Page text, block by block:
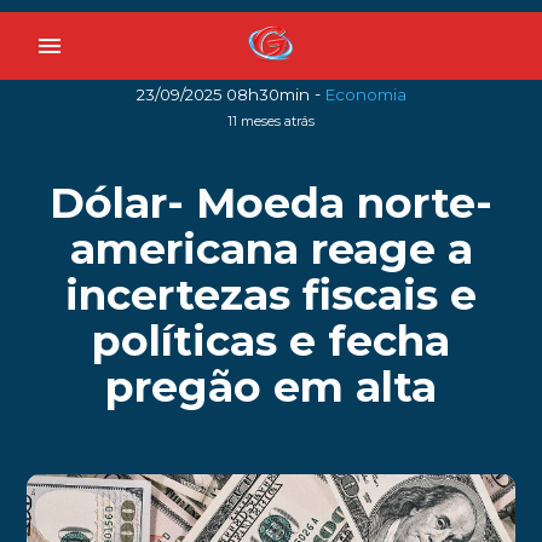
menu
23/09/2025 08h30min - Economia
11 meses atrás
Dólar- Moeda norte-
americana reage a
incertezas fiscais e
políticas e fecha
pregão em alta